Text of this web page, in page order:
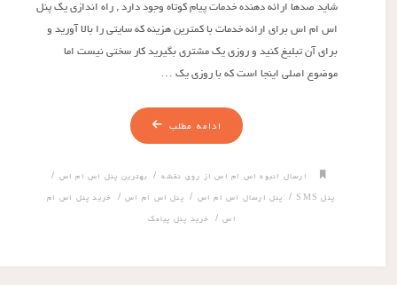
شاید صدها ارائه دهنده خدمات پیام کوتاه وجود دارد , راه اندازی یک پنل
اس ام اس برای ارائه خدمات با کمترین هزینه که سایتی را بالا آورید و
برای آن تبلیغ کنید و روزی یک مشتری بگیرید کار سختی نیست اما
موضوع اصلی اینجا است که با روزی یک …
ادامه مطلب
ارسال انبوه اس ام اس از روی نقشه/ بهترین پنل اس ام اس/
پنل SMS / پنل ارسال اس ام اس/ پنل اس ام اس / خرید پنل اس ام
اس/ خرید پنل پیامک